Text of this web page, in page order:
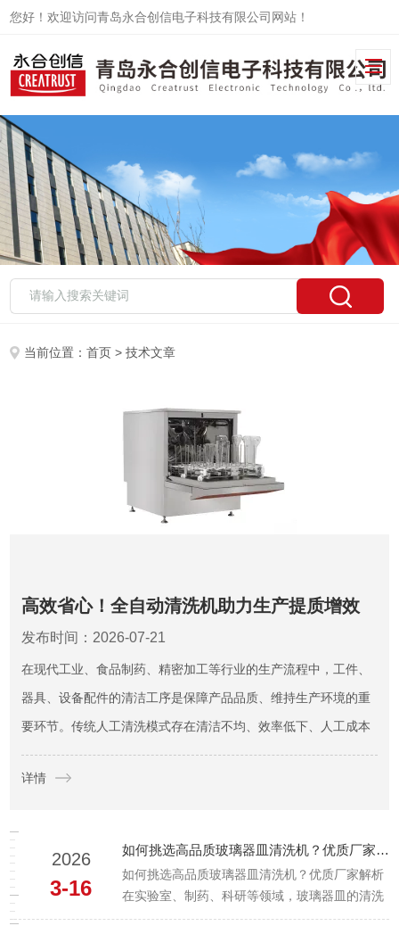
您好！欢迎访问青岛永合创信电子科技有限公司网站！
当前位置：首页 > 技术文章
高效省心！全自动清洗机助力生产提质增效
发布时间：2026-07-21
在现代工业、食品制药、精密加工等行业的生产流程中，工件、
器具、设备配件的清洁工序是保障产品品质、维持生产环境的重
要环节。传统人工清洗模式存在清洁不均、效率低下、人工成本
高、清洁标准不统一等诸多弊端。全自动清洗机依托自动化、标
准化、集成化的设计优势，替代传统人工清洗作业，实现全程
详情
2026
3-16
如何挑选高品质玻璃器皿清洗机？优质厂家解析
如何挑选高品质玻璃器皿清洗机？优质厂家解析
在实验室、制药、科研等领域，玻璃器皿的清洗
是一项至关重要的工作。选择一台高品质的玻璃